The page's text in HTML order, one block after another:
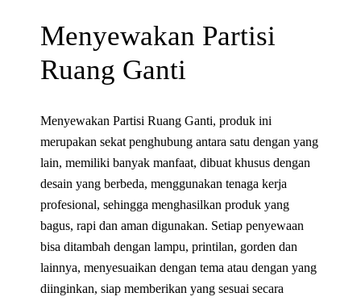
Menyewakan Partisi
Ruang Ganti
Menyewakan Partisi Ruang Ganti, produk ini
merupakan sekat penghubung antara satu dengan yang
lain, memiliki banyak manfaat, dibuat khusus dengan
desain yang berbeda, menggunakan tenaga kerja
profesional, sehingga menghasilkan produk yang
bagus, rapi dan aman digunakan. Setiap penyewaan
bisa ditambah dengan lampu, printilan, gorden dan
lainnya, menyesuaikan dengan tema atau dengan yang
diinginkan, siap memberikan yang sesuai secara